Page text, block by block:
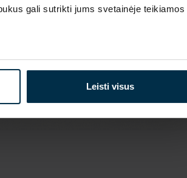
gali sutrikti jums svetainėje teikiamos
Leisti visus